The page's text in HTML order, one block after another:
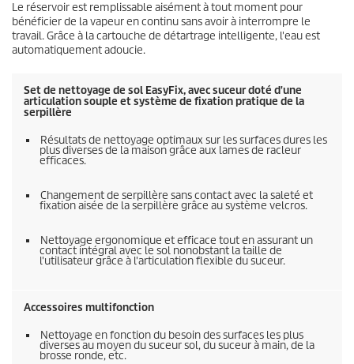
Le réservoir est remplissable aisément à tout moment pour
bénéficier de la vapeur en continu sans avoir à interrompre le
travail. Grâce à la cartouche de détartrage intelligente, l'eau est
automatiquement adoucie.
Set de nettoyage de sol EasyFix, avec suceur doté d'une
articulation souple et système de fixation pratique de la
serpillère
Résultats de nettoyage optimaux sur les surfaces dures les
plus diverses de la maison grâce aux lames de racleur
efficaces.
Changement de serpillère sans contact avec la saleté et
fixation aisée de la serpillère grâce au système velcros.
Nettoyage ergonomique et efficace tout en assurant un
contact intégral avec le sol nonobstant la taille de
l'utilisateur grâce à l'articulation flexible du suceur.
Accessoires multifonction
Nettoyage en fonction du besoin des surfaces les plus
diverses au moyen du suceur sol, du suceur à main, de la
brosse ronde, etc.